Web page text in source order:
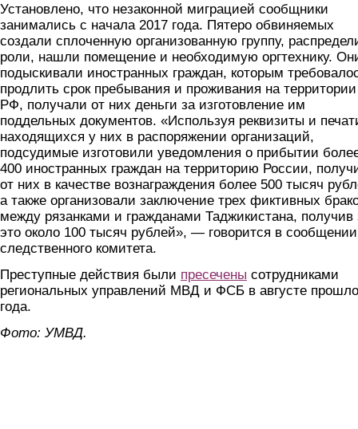
Установлено, что незаконной миграцией сообщники
занимались с начала 2017 года. Пятеро обвиняемых
создали сплоченную организованную группу,
роли, нашли помещение и необходимую оргтехнику.
подыскивали иностранных граждан, которым
продлить срок пребывания и проживания на территории
РФ, получали от них деньги за изготовление им
поддельных документов. «Используя реквизиты и
находящихся у них в распоряжении организаций,
подсудимые изготовили уведомления о прибытии
400 иностранных граждан на территорию России,
от них в качестве вознаграждения более 500 тысяч
а также организовали заключение трех фиктивных
между рязанками и гражданами Таджикистана, получив
это около 100 тысяч рублей», — говорится в сообщении
следственного комитета.
Преступные действия были пресечены сотрудниками
региональных управлений МВД и ФСБ в августе
года.
Фото: УМВД.